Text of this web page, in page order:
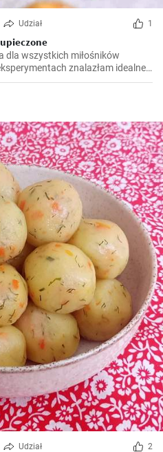
Udział 1
dla wszystkich miłośników
znalazłam idealne
smak Toffifee z herbatnikami.
gdy przygotowałam i
są po prostu bezcenne.
na przyjęcia i święta.
Udział 2